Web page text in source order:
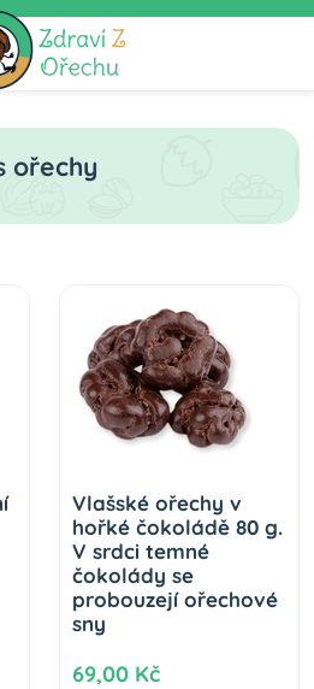
ořechy
Vlašské ořechy v
hořké čokoládě 80 g.
V srdci temné
čokolády se
probouzejí ořechové
sny
69,00 Kč